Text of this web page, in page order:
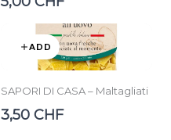
ADD
SAPORI DI CASA – Maltagliati
3,50 CHF